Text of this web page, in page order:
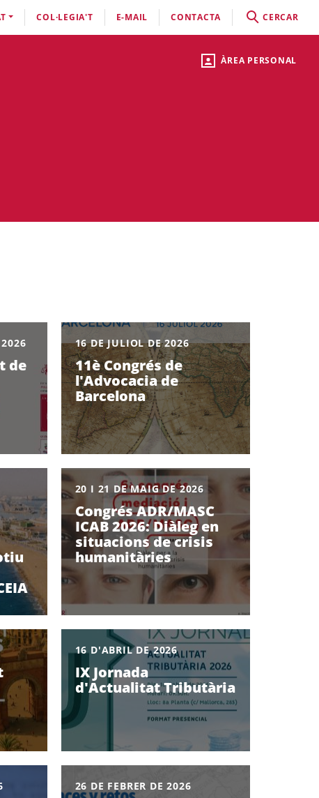
ÀREA PERSONAL
COL·LEGIA'T E-MAIL CONTACTA CERCAR
de
16 DE JULIOL DE 2026
11è Congrés de
l'Advocacia de
Barcelona
20 I 21 DE MAIG DE 2026
Congrés ADR/MASC
ICAB 2026: Diàleg en
situacions de crisis
humanitàries
16 D'ABRIL DE 2026
IX Jornada
d'Actualitat Tributària
26 DE FEBRER DE 2026